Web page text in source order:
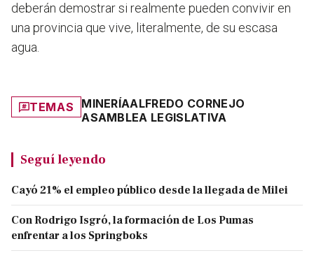
deberán demostrar si realmente pueden convivir en
una provincia que vive, literalmente, de su escasa
agua.
TEMAS MINERÍAALFREDO CORNEJO
ASAMBLEA LEGISLATIVA
Seguí leyendo
Cayó 21% el empleo público desde la llegada de Milei
Con Rodrigo Isgró, la formación de Los Pumas
enfrentar a los Springboks